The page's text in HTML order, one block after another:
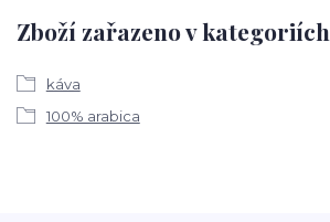
Zboží zařazeno v kategoriích
káva
100% arabica